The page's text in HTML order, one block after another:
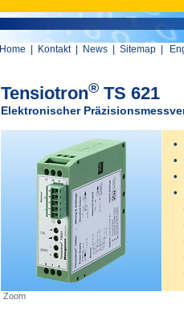
Home Kontakt News Sitemap
Tensiotron® TS 621
Elektronischer
•
•
•
•
Zoom